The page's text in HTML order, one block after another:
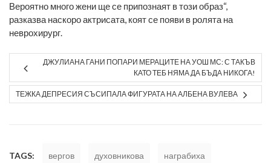
Вероятно много жени ще се припознаят в този образ“,
разказва наскоро актрисата, коят се появи в ролята на
неврохирург.
ДЖУЛИАНА ГАНИ ПОПАРИ МЕРАЦИТЕ НА УОШ МС: С ТАКЪВ
КАТО ТЕБ НЯМА ДА БЪДА НИКОГА!
ТЕЖКА ДЕПРЕСИЯ СЪСИПАЛА ФИГУРАТА НА АЛБЕНА ВУЛЕВА
TAGS: вергов духовникова награбиха